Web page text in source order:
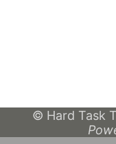
© Hard Task